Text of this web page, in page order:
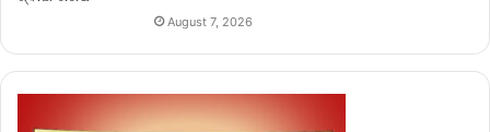
August 7, 2026